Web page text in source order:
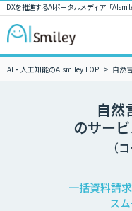
DXを推進するAIポータルメディア「
AI・人工知能のAIsmiley TOP 自然
自然
のサー
（
一括資料請
ス